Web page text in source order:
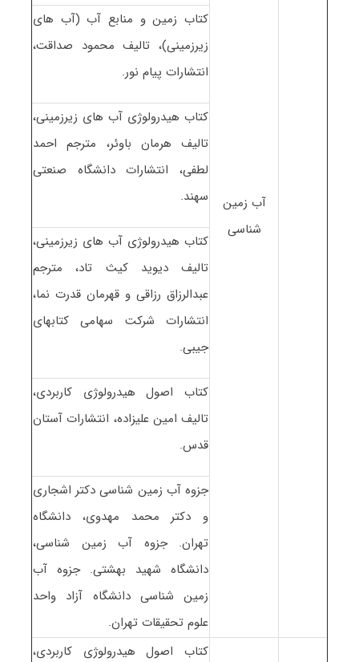
آب زمین
شناسی
کتاب زمین و منابع آب (آب های
زیرزمینی)، تالیف محمود صداقت،
انتشارات پیام نور.
کتاب هیدرولوژی آب های زیرزمینی،
تالیف هرمان باوئر، مترجم احمد
لطفی، انتشارات دانشگاه صنعتی
سهند.
کتاب هیدرولوژی آب های زیرزمینی،
تالیف دیوید کیث تاد، مترجم
عبدالرزاق رزاقی و قهرمان قدرت نما،
انتشارات شرکت سهامی کتابهای
جیبی.
کتاب اصول هیدرولوژی کاربردی،
تالیف امین علیزاده، انتشارات آستان
قدس.
جزوه آب زمین شناسی دکتر اشجاری
و دکتر محمد مهدوی، دانشگاه
تهران. جزوه آب زمین شناسی،
دانشگاه شهید بهشتی. جزوه آب
زمین شناسی دانشگاه آزاد واحد
علوم تحقیقات تهران.
کتاب اصول هیدرولوژی کاربردی،